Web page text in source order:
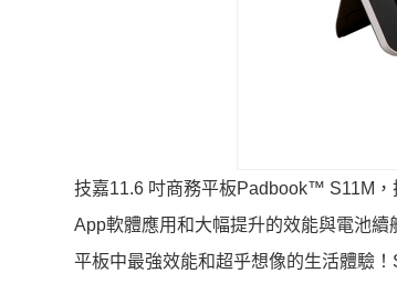
技嘉11.6 吋商務平板Padbook™ S11M
App軟體應用和大幅提升的效能與電池
平板中最強效能和超乎想像的生活體驗